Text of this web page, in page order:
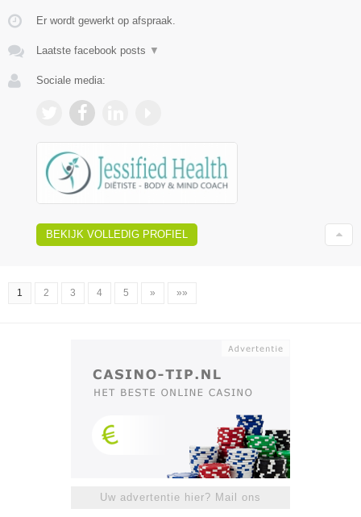
Er wordt gewerkt op afspraak.
Laatste facebook posts ▼
Sociale media:
BEKIJK VOLLEDIG PROFIEL
1 2 3 4 5 » »»
Uw advertentie hier? Mail ons